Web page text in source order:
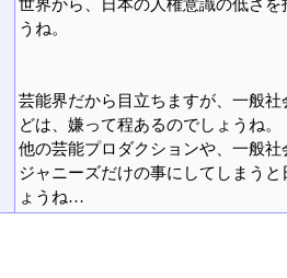
世界から、日本の人権意識の低さ
うね。
芸能界だから目立ちますが、一般
どは、嫌って程あるのでしょうね。
他の芸能プロダクションや、一般
ジャニーズだけの事にしてしまう
ょうね…